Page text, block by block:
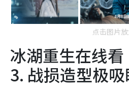
点击图片
冰湖重生在线
3. 战损造型极